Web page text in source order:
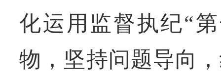
化运用监督执纪“
物，坚持问题导向